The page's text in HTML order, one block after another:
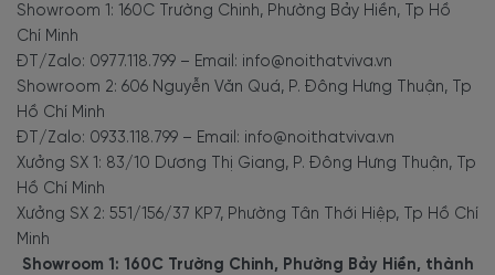
Showroom 1: 160C Trường Chinh, Phường Bảy Hiền, Tp Hồ
Chí Minh
ĐT/Zalo: 0977.118.799 – Email: info@noithatviva.vn
Showroom 2: 606 Nguyễn Văn Quá, P. Đông Hưng Thuận, Tp
Hồ Chí Minh
ĐT/Zalo: 0933.118.799 – Email: info@noithatviva.vn
Xưởng SX 1: 83/10 Dương Thị Giang, P. Đông Hưng Thuận, Tp
Hồ Chí Minh
Xưởng SX 2: 551/156/37 KP7, Phường Tân Thới Hiệp, Tp Hồ Chí
Minh
Showroom 1: 160C Trường Chinh, Phường Bảy Hiền, thành